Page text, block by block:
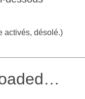
activés, désolé.)